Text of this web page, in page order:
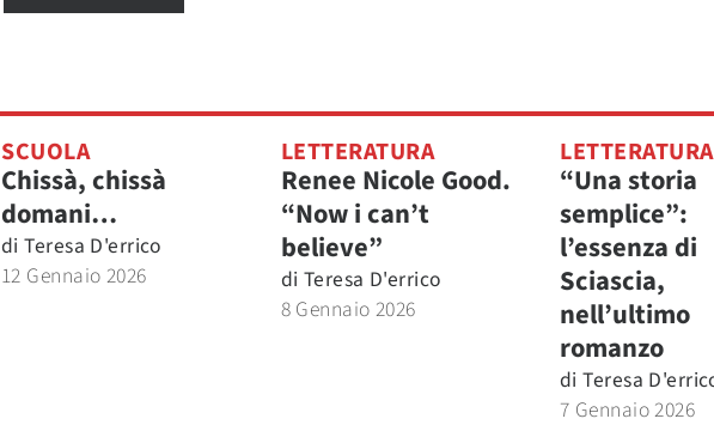
SCUOLA
Chissà, chissà
domani…
di Teresa D'errico
12 Gennaio 2026
LETTERATURA
Renee Nicole Good.
“Now i can’t
believe”
di Teresa D'errico
8 Gennaio 2026
LETTERATURA
“Una storia
semplice”:
l’essenza di
Sciascia,
nell’ultimo
romanzo
di Teresa
7 Gennaio 2026